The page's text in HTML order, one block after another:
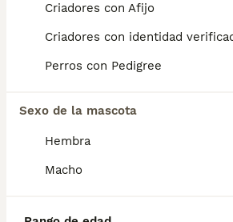
Criadores con Afijo
Criadores con identidad
Perros con Pedigree
Sexo de la mascota
Hembra
Macho
Su carácter es alegre, amistoso
que les permite llevarse bien
perros y personas, aunque
poco reservados con extraños.
su entorno nórdico.
¿Los pastores